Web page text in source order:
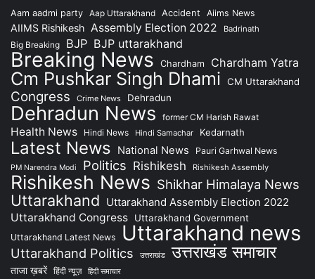
Aam aadmi party Aap Uttarakhand Accident Aiims News
AIIMS Rishikesh Assembly Election 2022 Badrinath
Big Breaking BJP BJP uttarakhand
Breaking News Chardham Chardham Yatra
Cm Pushkar Singh Dhami CM Uttarakhand
Congress Crime News Dehradun
Dehradun News former CM Harish Rawat
Health News Hindi News Hindi Samachar Kedarnath
Latest News National News Pauri Garhwal News
PM Narendra Modi Politics Rishikesh Rishikesh Assembly
Rishikesh News Shikhar Himalaya News
Uttarakhand Uttarakhand Assembly Election 2022
Uttarakhand Congress
Uttarakhand Government
Uttarakhand Latest News Uttarakhand news
Uttarakhand Politics उत्तराखंड उत्तराखंड समाचार
ताजा ख़बरें हिंदी न्यूज़ हिंदी समाचार